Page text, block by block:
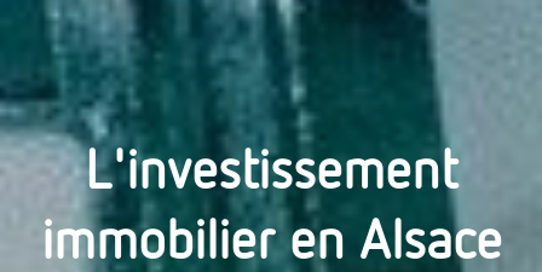
L'investissement
immobilier en Alsace